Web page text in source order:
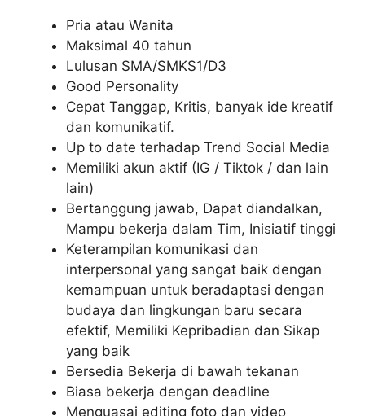
Pria atau Wanita
Maksimal 40 tahun
Lulusan SMA/SMKS1/D3
Good Personality
Cepat Tanggap, Kritis, banyak ide kreatif
dan komunikatif.
Up to date terhadap Trend Social Media
Memiliki akun aktif (IG / Tiktok / dan lain
lain)
Bertanggung jawab, Dapat diandalkan,
Mampu bekerja dalam Tim, Inisiatif tinggi
Keterampilan komunikasi dan
interpersonal yang sangat baik dengan
kemampuan untuk beradaptasi dengan
budaya dan lingkungan baru secara
efektif, Memiliki Kepribadian dan Sikap
yang baik
Bersedia Bekerja di bawah tekanan
Biasa bekerja dengan deadline
Menguasai editing foto dan video